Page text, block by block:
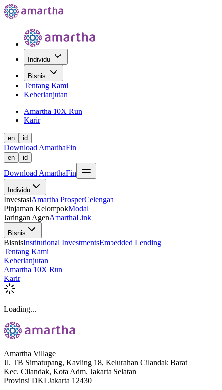
Individu
Bisnis
Tentang Kami
Keberlanjutan
Amartha 10X Run
Karir
en id
Download AmarthaFin
en id
Download AmarthaFin
Individu
InvestasiAmartha ProsperCelengan
Pinjaman KelompokModal
Jaringan AgenAmarthaLink
Bisnis
BisnisInstitutional InvestmentsEmbedded Lending
Tentang Kami
Keberlanjutan
Amartha 10X Run
Karir
Loading...
Amartha Village
Jl. TB Simatupang, Kavling 18, Kelurahan Cilandak Barat
Kec. Cilandak, Kota Adm. Jakarta Selatan
Provinsi DKI Jakarta 12430